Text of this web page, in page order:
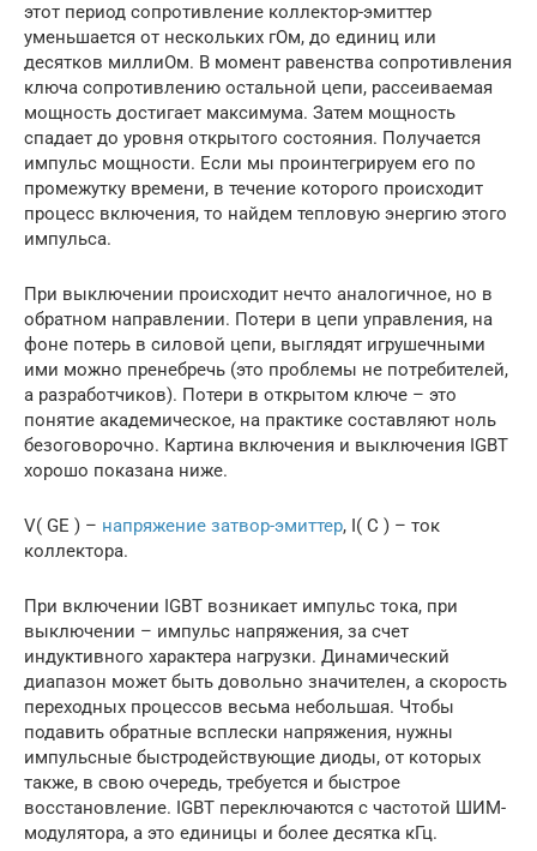
этот период сопротивление коллектор-эмиттер
уменьшается от нескольких гОм, до единиц или
десятков миллиОм. В момент равенства сопротивления
ключа сопротивлению остальной цепи, рассеиваемая
мощность достигает максимума. Затем мощность
спадает до уровня открытого состояния. Получается
импульс мощности. Если мы проинтегрируем его по
промежутку времени, в течение которого происходит
процесс включения, то найдем тепловую энергию этого
импульса.
При выключении происходит нечто аналогичное, но в
обратном направлении. Потери в цепи управления, на
фоне потерь в силовой цепи, выглядят игрушечными
ими можно пренебречь (это проблемы не потребителей,
а разработчиков). Потери в открытом ключе – это
понятие академическое, на практике составляют ноль
безоговорочно. Картина включения и выключения IGBT
хорошо показана ниже.
V( GE ) – напряжение затвор-эмиттер, I( C ) – ток
коллектора.
При включении IGBT возникает импульс тока, при
выключении – импульс напряжения, за счет
индуктивного характера нагрузки. Динамический
диапазон может быть довольно значителен, а скорость
переходных процессов весьма небольшая. Чтобы
подавить обратные всплески напряжения, нужны
импульсные быстродействующие диоды, от которых
также, в свою очередь, требуется и быстрое
восстановление. IGBT переключаются с частотой ШИМ-
модулятора, а это единицы и более десятка кГц.